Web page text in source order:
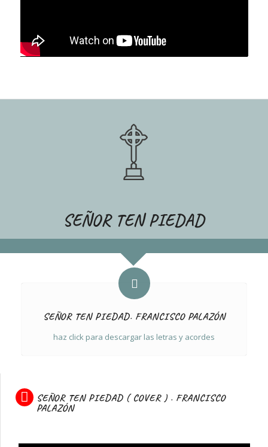
SEÑOR TEN PIEDAD
SEÑOR TEN PIEDAD. FRANCISCO PALAZÓN
haz click para descargar las letras y acordes
SEÑOR TEN PIEDAD ( COVER ) . FRANCISCO
PALAZÓN